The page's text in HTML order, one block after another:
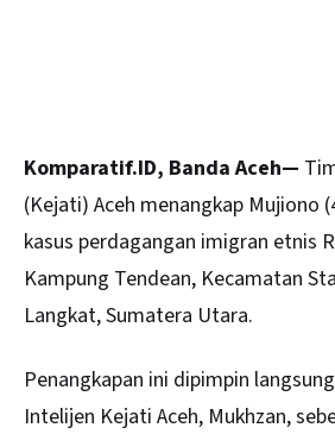
Komparatif.ID, Banda Aceh—
(Kejati) Aceh menangkap Mujiono
kasus perdagangan imigran etnis
Kampung Tendean, Kecamatan
Langkat, Sumatera Utara.
Penangkapan ini dipimpin
Intelijen Kejati Aceh, Mukhzan,